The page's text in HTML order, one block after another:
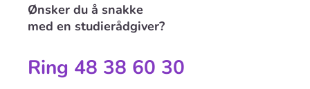
Ønsker du å snakke
med en studierådgiver?
Ring 48 38 60 30